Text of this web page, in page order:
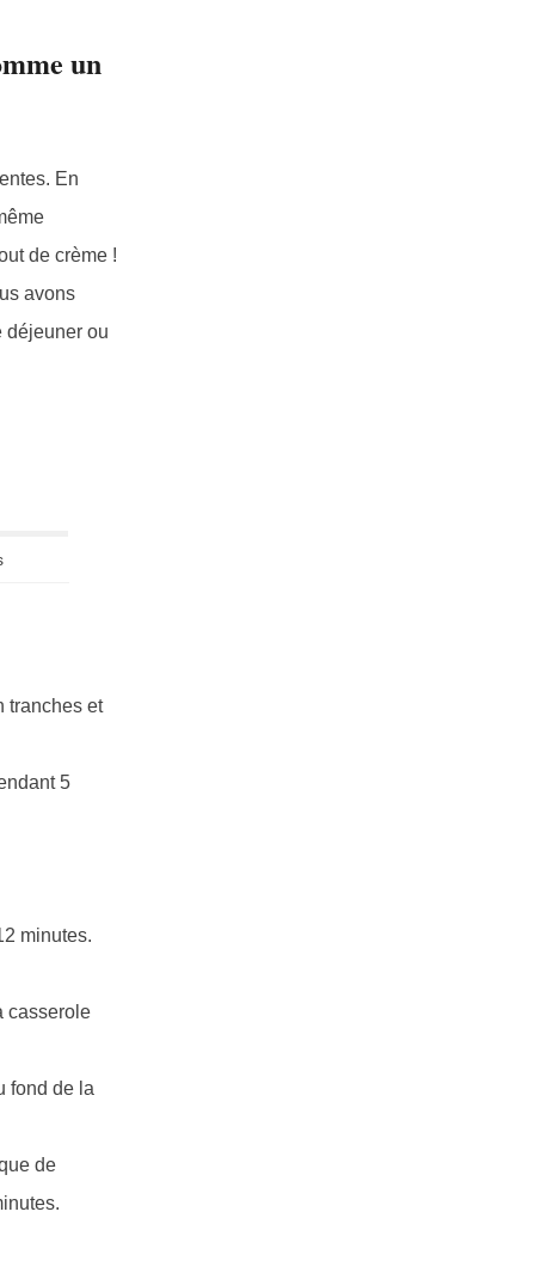
un
En
de crème !
avons
déjeuner ou
tranches et
5
minutes.
casserole
fond de la
de